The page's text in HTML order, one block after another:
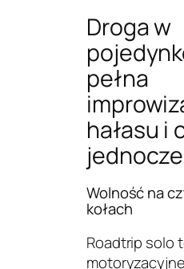
Droga w
pełna
hałasu i
Wolność na
kołach
Roadtrip solo